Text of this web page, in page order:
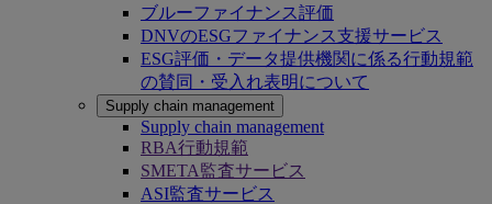
ブルーファイナンス評価
DNVのESGファイナンス支援サービス
ESG評価・データ提供機関に係る行動規範
の賛同・受入れ表明について
Supply chain management
Supply chain management
RBA行動規範
SMETA監査サービス
ASI監査サービス